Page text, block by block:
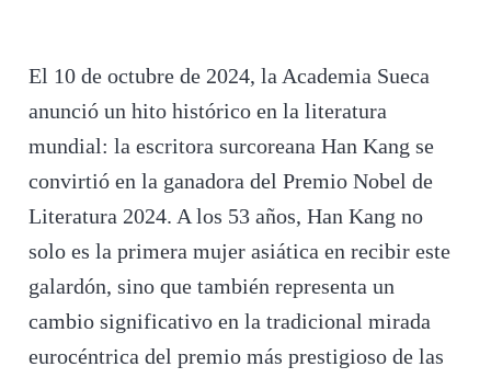
El 10 de octubre de 2024, la Academia Sueca
anunció un hito histórico en la literatura
mundial: la escritora surcoreana Han Kang se
convirtió en la ganadora del Premio Nobel de
Literatura 2024. A los 53 años, Han Kang no
solo es la primera mujer asiática en recibir este
galardón, sino que también representa un
cambio significativo en la tradicional mirada
eurocéntrica del premio más prestigioso de las